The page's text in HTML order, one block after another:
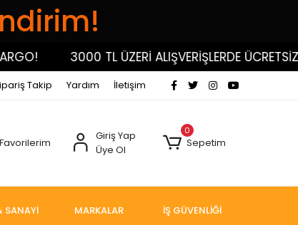
3000 TL ÜZERİ ALIŞVERİŞLERDE ÜCRETSİZ
Takip Yardım İletişim
Favorilerim
Giriş Yap
Üye Ol
0
Sepetim
SANAYİ MARKALAR İŞ GÜVENLİĞİ